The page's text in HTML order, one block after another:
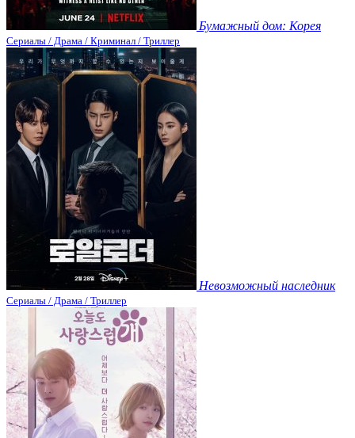
Бумажный дом: Корея
Сериалы / Драма / Криминал / Триллер
Невозможный наследник
Сериалы / Драма / Триллер